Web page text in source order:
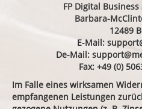
FP Digital
Barbara-
12489
E-Mail:
De-Mail:
Fax: +49 (0)
Im Falle eines wirksamen
empfangenen Leistungen